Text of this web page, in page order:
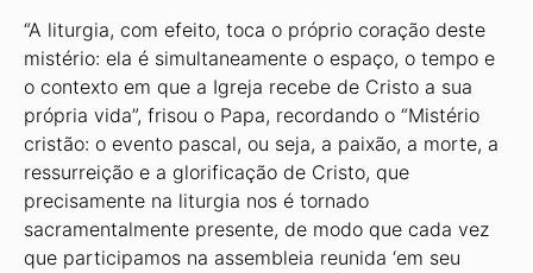
“A liturgia, com efeito, toca o próprio coração deste
mistério: ela é simultaneamente o espaço, o tempo e
o contexto em que a Igreja recebe de Cristo a sua
própria vida”, frisou o Papa, recordando o “Mistério
cristão: o evento pascal, ou seja, a paixão, a morte, a
ressurreição e a glorificação de Cristo, que
precisamente na liturgia nos é tornado
sacramentalmente presente, de modo que cada vez
que participamos na assembleia reunida ‘em seu